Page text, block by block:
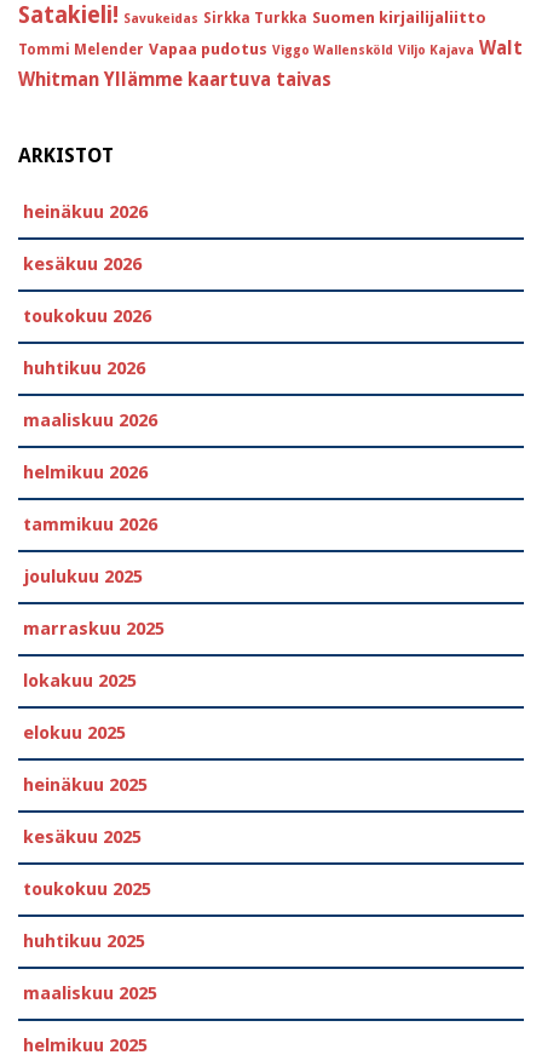
Satakieli! Savukeidas Sirkka Turkka Suomen kirjailijaliitto
Tommi Melender Vapaa pudotus Viggo Wallensköld Viljo Kajava Walt
Whitman Yllämme kaartuva taivas
ARKISTOT
heinäkuu 2026
kesäkuu 2026
toukokuu 2026
huhtikuu 2026
maaliskuu 2026
helmikuu 2026
tammikuu 2026
joulukuu 2025
marraskuu 2025
lokakuu 2025
elokuu 2025
heinäkuu 2025
kesäkuu 2025
toukokuu 2025
huhtikuu 2025
maaliskuu 2025
helmikuu 2025